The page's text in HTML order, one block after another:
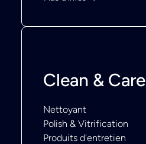
Clean & Care
Nettoyant
Polish & Vitrification
Produits d'entretien